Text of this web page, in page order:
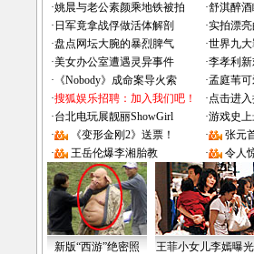
·姚晨与老公素颜乘地铁被拍 ·舒淇醉
· 日军竟拿战俘做活体解剖 ·实拍漂
·盘点网坛大腕的暴烈脾气 ·世界九
·美女办公室遭遇灵异事件 ·李孝利
· 《Nobody》成命案导火索 ·孟庭苇
·搜狐娱乐招聘：加入我们吧！ ·点击进
·台北电玩展靓丽ShowGirl ·游戏史
·
《变形金刚2》送票！ ·
张元
·
王岳伦爆李湘胎教 · 令人
新版“西游”绝密照 王菲小女儿李嫣曝光